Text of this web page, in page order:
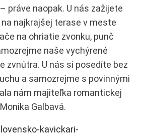
práve naopak. U nás zažijete
najkrajšej terase v meste
na ohriatie zvonku, punč
naše vychýrené
zvnútra. U nás si posedíte bez
a samozrejme s povinnými
nám majiteľka romantickej
Galbavá.